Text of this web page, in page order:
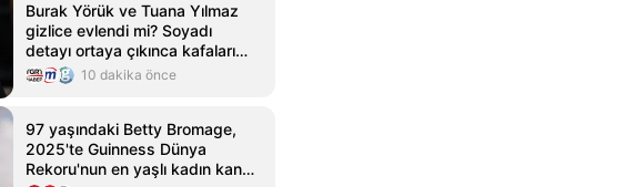
Burak Yörük ve Tuana Yılmaz
gizlice evlendi mi? Soyadı
detayı ortaya çıkınca kafaları
karıştırdı10 dakika önce
97 yaşındaki Betty Bromage,
2025'te Guinness Dünya
Rekoru'nun en yaşlı kadın kanat